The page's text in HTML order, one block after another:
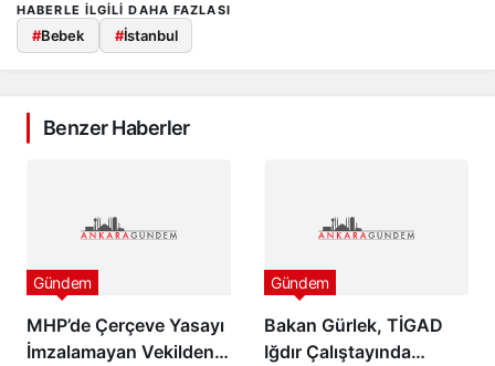
HABERLE ILGILI DAHA FAZLASI
#Bebek #İstanbul
Benzer Haberler
MHP’de Çerçeve Yasayı
İmzalamayan Vekilden
Gündem
Bakan Gürlek, TİGAD
Iğdır Çalıştayında
Gündem